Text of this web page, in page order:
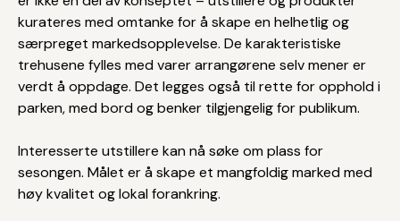
kurateres med omtanke for å skape en helhetlig og
særpreget markedsopplevelse. De karakteristiske
trehusene fylles med varer arrangørene selv mener er
verdt å oppdage. Det legges også til rette for opphold i
parken, med bord og benker tilgjengelig for publikum.
Interesserte utstillere kan nå søke om plass for
sesongen. Målet er å skape et mangfoldig marked med
høy kvalitet og lokal forankring.